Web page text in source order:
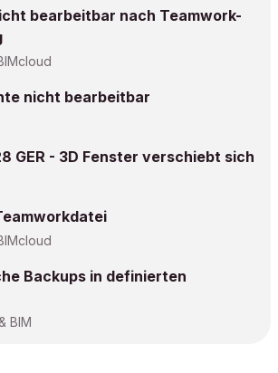
bearbeitbar nach Teamwork-
nicht bearbeitbar
GER - 3D Fenster verschiebt sich
Backups in definierten
BIM